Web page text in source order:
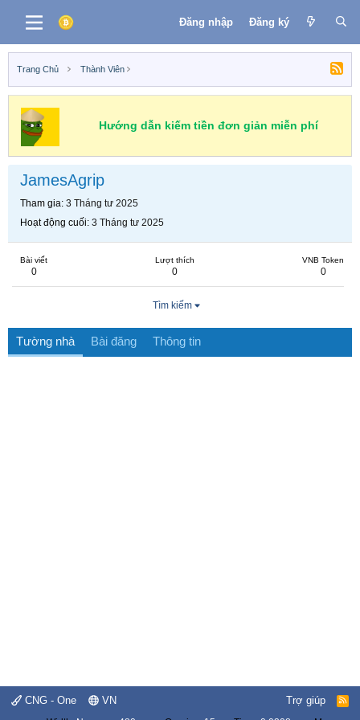
Đăng nhập Đăng ký
Trang Chủ Thành Viên
Hướng dẫn kiếm tiền đơn giản miễn phí
JamesAgrip
Tham gia 3 Tháng tư 2025
Hoạt động cuối 3 Tháng tư 2025
Bài viết
0
Lượt thích
0
VNB Token
0
Tìm kiếm
Tường nhà Bài đăng Thông tin
CNG - One VN Trợ giúp
R